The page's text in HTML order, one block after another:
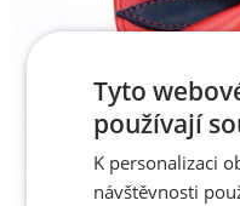
Tyto
používají
K personalizaci
návštěvnosti